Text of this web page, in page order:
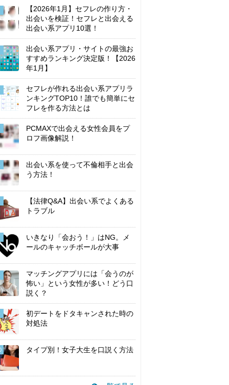
【2026年1月】セフレの作り方・
出会いを検証！セフレと出会える
出会い系アプリ10選！
出会い系アプリ・サイトの最強お
すすめランキング決定版！【2026
年1月】
セフレが作れる出会い系アプリラ
ンキングTOP10！誰でも簡単にセ
フレを作る方法とは
PCMAXで出会える女性会員をプ
ロフ画像解説！
出会い系を使って不倫相手と出会
う方法！
【法律Q&A】出会い系でよくある
トラブル
いきなり「会おう！」はNG。メ
ールのキャッチボールが大事
マッチングアプリには「会うのが
怖い」という女性が多い！どう口
説く？
初デートをドタキャンされた時の
対処法
タイプ別！女子大生を口説く方法